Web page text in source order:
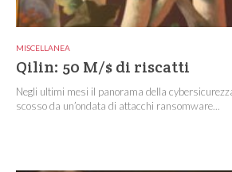
MISCELLANEA
Qilin: 50 M/$ di riscatti
Negli ultimi mesi il panorama della
scosso da un’ondata di attacchi ransomware...